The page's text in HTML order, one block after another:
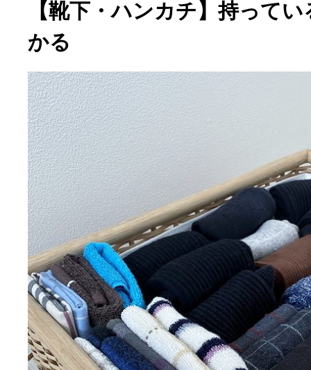
【靴下・ハンカチ】持って
かる